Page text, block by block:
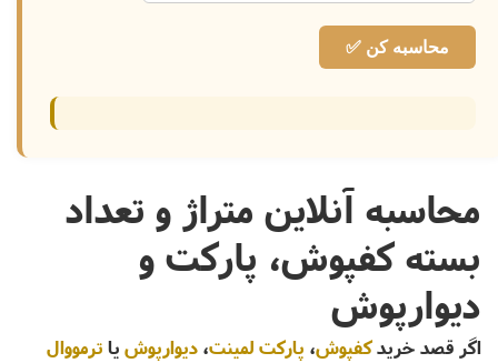
محاسبه آنلاین متراژ و تعداد
بسته کفپوش، پارکت و
دیوارپوش
اگر قصد خریدکفپوش، پارکت لمینت،دیوارپوشیاترمووال
محاسبه کن ✅